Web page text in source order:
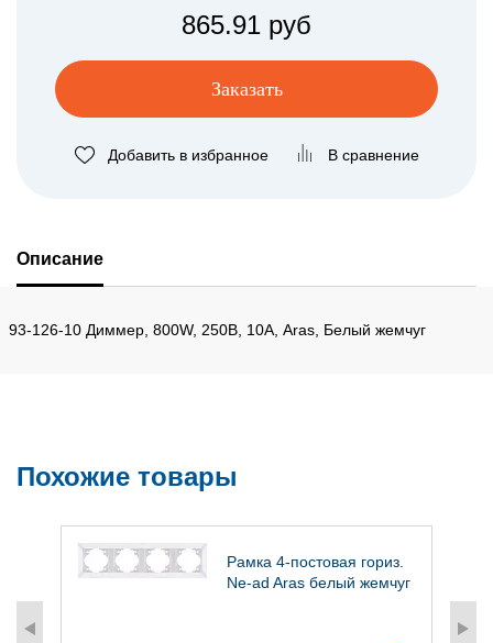
865.91 руб
Заказать
Добавить в избранное В сравнение
Описание
93-126-10 Диммер, 800W, 250В, 10А, Aras, Белый жемчуг
Похожие товары
Рамка 4-постовая гориз.
Ne-ad Aras белый жемчуг